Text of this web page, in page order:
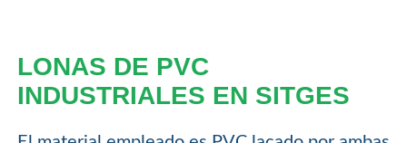
LONAS DE PVC
INDUSTRIALES EN SITGES